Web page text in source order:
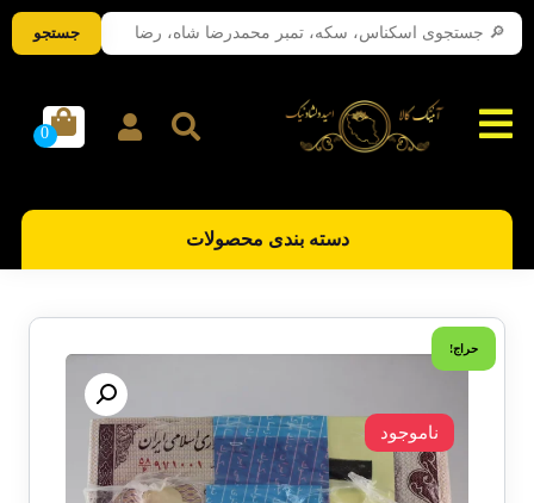
دسته بندی محصولات
حراج!
ناموجود
جستجو